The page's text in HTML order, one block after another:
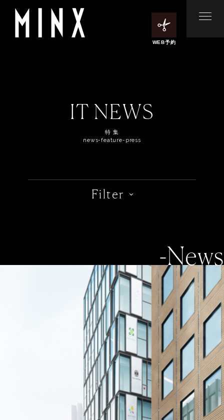
WEB予約
IT NEWS
特 集
news-feature-press
Filter
-News